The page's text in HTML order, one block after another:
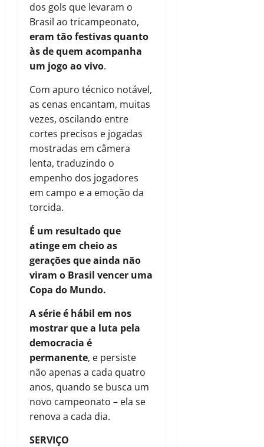
dos gols que levaram o
Brasil ao tricampeonato,
eram tão festivas quanto
às de quem acompanha
um jogo ao vivo.
Com apuro técnico notável,
as cenas encantam, muitas
vezes, oscilando entre
cortes precisos e jogadas
mostradas em câmera
lenta, traduzindo o
empenho dos jogadores
em campo e a emoção da
torcida.
É um resultado que
atinge em cheio as
gerações que ainda não
viram o Brasil vencer uma
Copa do Mundo.
A série é hábil em nos
mostrar que a luta pela
democracia é
permanente, e persiste
não apenas a cada quatro
anos, quando se busca um
novo campeonato – ela se
renova a cada dia.
SERVIÇO